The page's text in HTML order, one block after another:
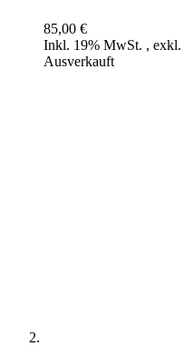
85,00 €
Inkl. 19% MwSt. , exkl.
Ausverkauft